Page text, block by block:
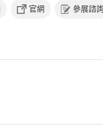
官網 參展諮